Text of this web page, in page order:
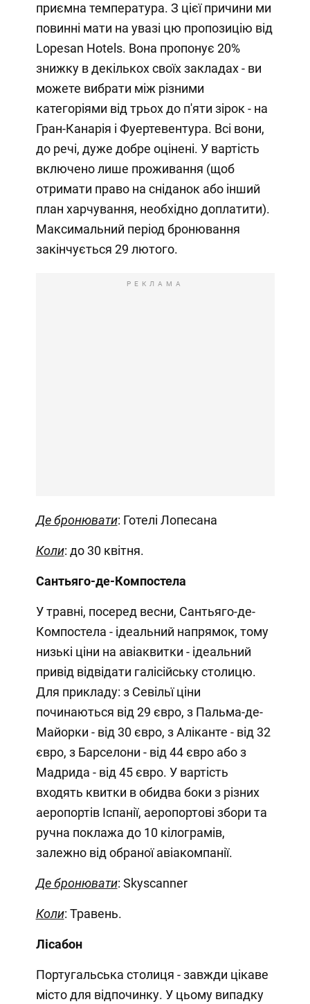
приємна температура. З цієї причини ми
повинні мати на увазі цю пропозицію від
Lopesan Hotels. Вона пропонує 20%
знижку в декількох своїх закладах - ви
можете вибрати між різними
категоріями від трьох до п'яти зірок - на
Гран-Канарія і Фуертевентура. Всі вони,
до речі, дуже добре оцінені. У вартість
включено лише проживання (щоб
отримати право на сніданок або інший
план харчування, необхідно доплатити).
Максимальний період бронювання
закінчується 29 лютого.
РЕКЛАМА
Де бронювати: Готелі Лопесана
Коли: до 30 квітня.
Сантьяго-де-Компостела
У травні, посеред весни, Сантьяго-де-
Компостела - ідеальний напрямок, тому
низькі ціни на авіаквитки - ідеальний
привід відвідати галісійську столицю.
Для прикладу: з Севільї ціни
починаються від 29 євро, з Пальма-де-
Майорки - від 30 євро, з Аліканте - від 32
євро, з Барселони - від 44 євро або з
Мадрида - від 45 євро. У вартість
входять квитки в обидва боки з різних
аеропортів Іспанії, аеропортові збори та
ручна поклажа до 10 кілограмів,
залежно від обраної авіакомпанії.
Де бронювати: Skyscanner
Коли: Травень.
Лісабон
Португальська столиця - завжди цікаве
місто для відпочинку. У цьому випадку